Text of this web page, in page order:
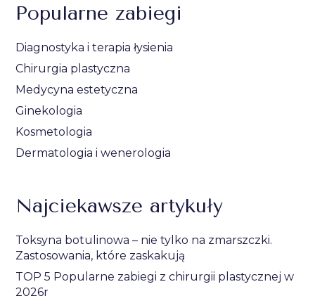
Popularne zabiegi
Diagnostyka i terapia łysienia
Chirurgia plastyczna
Medycyna estetyczna
Ginekologia
Kosmetologia
Dermatologia i wenerologia
Najciekawsze artykuły
Toksyna botulinowa – nie tylko na zmarszczki.
Zastosowania, które zaskakują
TOP 5 Popularne zabiegi z chirurgii plastycznej w
2026r